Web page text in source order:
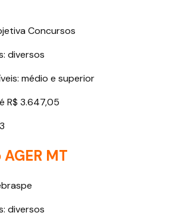
Concursos
diversos
médio e superior
R$ 3.647,05
MT
diversos